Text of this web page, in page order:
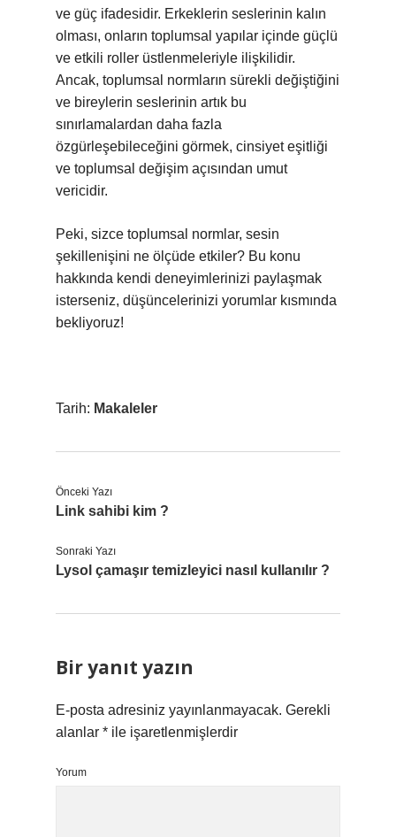
ve güç ifadesidir. Erkeklerin seslerinin kalın
olması, onların toplumsal yapılar içinde güçlü
ve etkili roller üstlenmeleriyle ilişkilidir.
Ancak, toplumsal normların sürekli değiştiğini
ve bireylerin seslerinin artık bu
sınırlamalardan daha fazla
özgürleşebileceğini görmek, cinsiyet eşitliği
ve toplumsal değişim açısından umut
vericidir.
Peki, sizce toplumsal normlar, sesin
şekillenişini ne ölçüde etkiler? Bu konu
hakkında kendi deneyimlerinizi paylaşmak
isterseniz, düşüncelerinizi yorumlar kısmında
bekliyoruz!
Tarih: Makaleler
Önceki Yazı
Link sahibi kim ?
Sonraki Yazı
Lysol çamaşır temizleyici nasıl kullanılır ?
Bir yanıt yazın
E-posta adresiniz yayınlanmayacak. Gerekli
alanlar * ile işaretlenmişlerdir
Yorum